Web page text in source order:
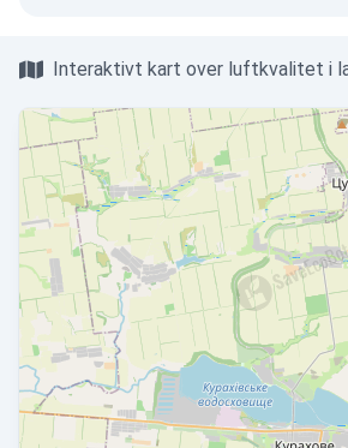
Interaktivt kart over luftkvalitet i